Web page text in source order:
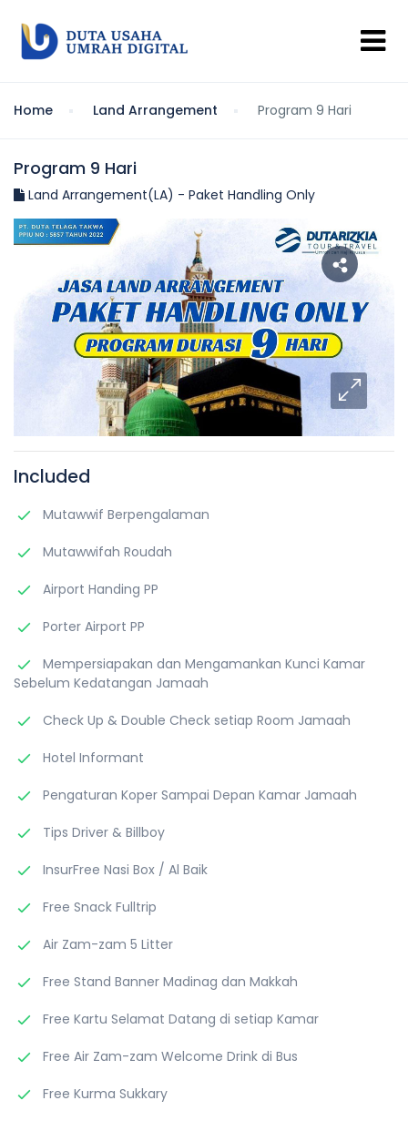
Home Land Arrangement Program 9 Hari
Program 9 Hari
Land Arrangement(LA) - Paket Handling Only
Included
Mutawwif Berpengalaman
Mutawwifah Roudah
Airport Handing PP
Porter Airport PP
Mempersiapakan dan Mengamankan Kunci Kamar
Sebelum Kedatangan Jamaah
Check Up & Double Check setiap Room Jamaah
Hotel Informant
Pengaturan Koper Sampai Depan Kamar Jamaah
Tips Driver & Billboy
InsurFree Nasi Box / Al Baik
Free Snack Fulltrip
Air Zam-zam 5 Litter
Free Stand Banner Madinag dan Makkah
Free Kartu Selamat Datang di setiap Kamar
Free Air Zam-zam Welcome Drink di Bus
Free Kurma Sukkary